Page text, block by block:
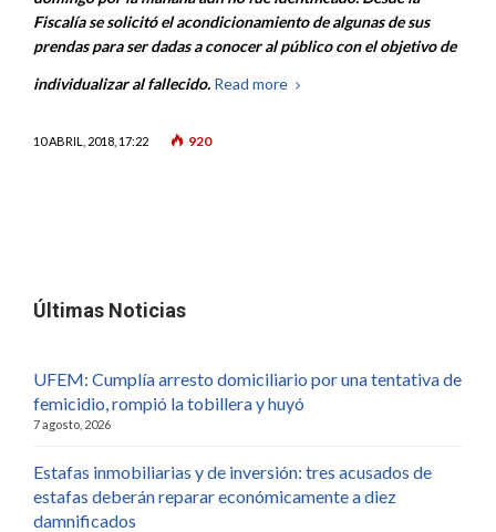
Fiscalía se solicitó el acondicionamiento de algunas de sus
prendas para ser dadas a conocer al público con el objetivo de
individualizar al fallecido. Read more
10 ABRIL, 2018, 17:22 920
Últimas Noticias
UFEM: Cumplía arresto domiciliario por una tentativa de
femicidio, rompió la tobillera y huyó
7 agosto, 2026
Estafas inmobiliarias y de inversión: tres acusados de
estafas deberán reparar económicamente a diez
damnificados